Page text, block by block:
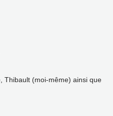
Thibault (moi-même) ainsi que